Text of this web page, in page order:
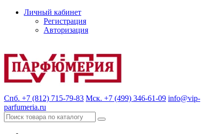
Личный кабинет
Регистрация
Авторизация
Спб. +7 (812) 715-79-83 Мск. +7 (499) 346-61-09 info@vip-
parfumeria.ru